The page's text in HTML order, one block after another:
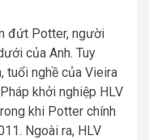
đứt Potter, người
của Anh. Tuy
tuổi nghề của Vieira
khởi nghiệp HLV
khi Potter chính
Ngoài ra, HLV